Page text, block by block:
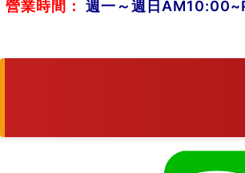
營業時間：
週一～週日